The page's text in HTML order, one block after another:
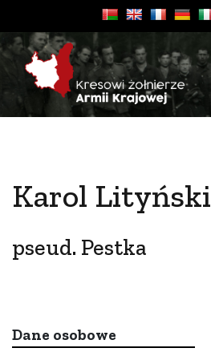
Karol Lityński
pseud. Pestka
Dane osobowe